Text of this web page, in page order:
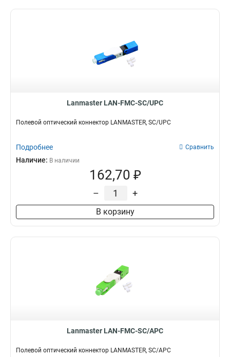
Lanmaster LAN-FMC-SC/UPC
Полевой оптический коннектор LANMASTER, SC/UPC
Подробнее Сравнить
Наличие: В наличии
162,70 ₽
– +
В корзину
Lanmaster LAN-FMC-SC/APC
Полевой оптический коннектор LANMASTER, SC/APC